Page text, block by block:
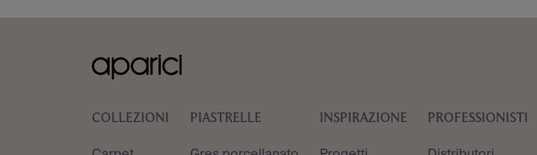
COLLEZIONI PIASTRELLE INSPIRAZIONE PROFESSIONISTI